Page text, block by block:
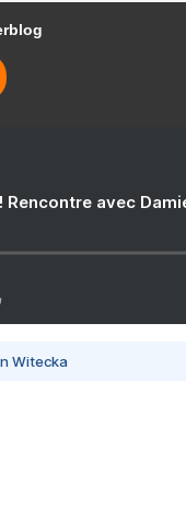
avec
Witecka